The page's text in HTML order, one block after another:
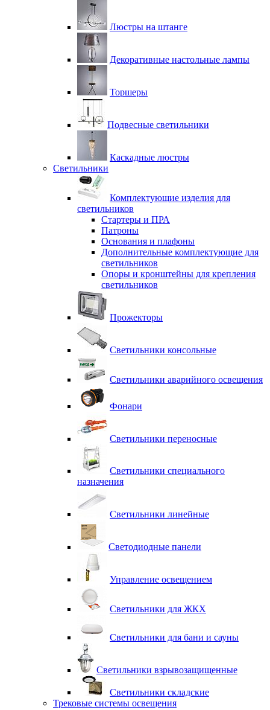
Люстры на штанге
Декоративные настольные лампы
Торшеры
Подвесные светильники
Каскадные люстры
Светильники
Комплектующие изделия для
светильников
Стартеры и ПРА
Патроны
Основания и плафоны
Дополнительные комплектующие для
светильников
Опоры и кронштейны для крепления
светильников
Прожекторы
Светильники консольные
Светильники аварийного освещения
Фонари
Светильники переносные
Светильники специального
назначения
Светильники линейные
Светодиодные панели
Управление освещением
Светильники для ЖКХ
Светильники для бани и сауны
Светильники взрывозащищенные
Светильники складские
Трековые системы освещения